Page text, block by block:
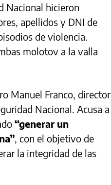
Nacional hicieron
apellidos y DNI de
de violencia.
molotov a la valla
Manuel Franco, director
Nacional. Acusa a
“generar un
, con el objetivo de
la integridad de las